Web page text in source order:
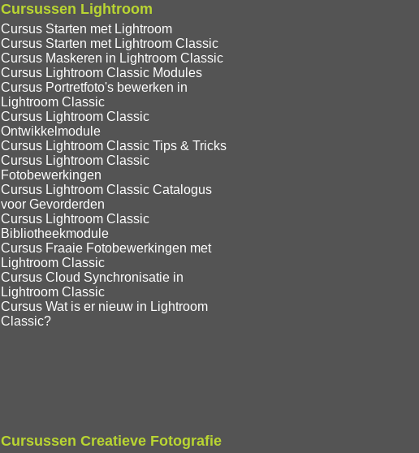
Cursussen Lightroom
Cursus Starten met Lightroom
Cursus Starten met Lightroom Classic
Cursus Maskeren in Lightroom Classic
Cursus Lightroom Classic Modules
Cursus Portretfoto's bewerken in
Lightroom Classic
Cursus Lightroom Classic
Ontwikkelmodule
Cursus Lightroom Classic Tips & Tricks
Cursus Lightroom Classic
Fotobewerkingen
Cursus Lightroom Classic Catalogus
voor Gevorderden
Cursus Lightroom Classic
Bibliotheekmodule
Cursus Fraaie Fotobewerkingen met
Lightroom Classic
Cursus Cloud Synchronisatie in
Lightroom Classic
Cursus Wat is er nieuw in Lightroom
Classic?
Cursussen Creatieve Fotografie